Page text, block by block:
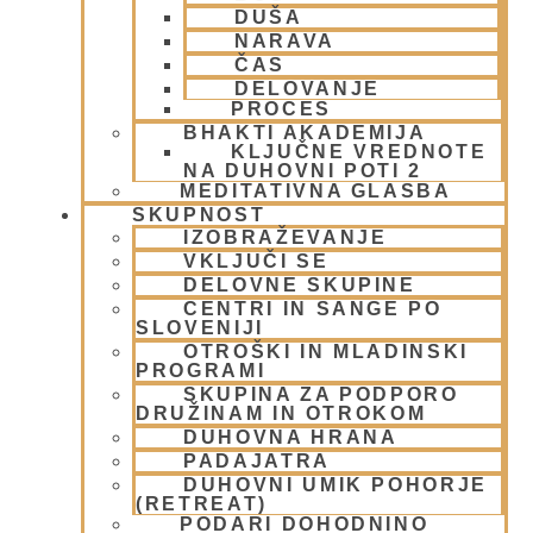
DUŠA
NARAVA
ČAS
DELOVANJE
PROCES
BHAKTI AKADEMIJA
KLJUČNE VREDNOTE
NA DUHOVNI POTI 2
MEDITATIVNA GLASBA
SKUPNOST
IZOBRAŽEVANJE
VKLJUČI SE
DELOVNE SKUPINE
CENTRI IN SANGE PO
SLOVENIJI
OTROŠKI IN MLADINSKI
PROGRAMI
SKUPINA ZA PODPORO
DRUŽINAM IN OTROKOM
DUHOVNA HRANA
PADAJATRA
DUHOVNI UMIK POHORJE
(RETREAT)
PODARI DOHODNINO
MORALA IN ETIKA
(5)
Napitki – topli
Napovednik(10)
Nedeljska predavanja in festivali(1)
Nove knjige(6)
Novice iz skupnosti(1)
Obiski fakultete – šole(6)
Padajatra 2008(12)
PADAYATRA(3)
Pogosta vprašanja(2)
Popotovanja(1)
Poučne zgodbe in nauki(8)
Prabhupadovi učenci in ostali
Predavanja
(2)
Predstavitev(9)
(1)
Prireditve
Priti Vardhana das(1)
Promocija in izobrazevanje (3)
Reportaže(6)